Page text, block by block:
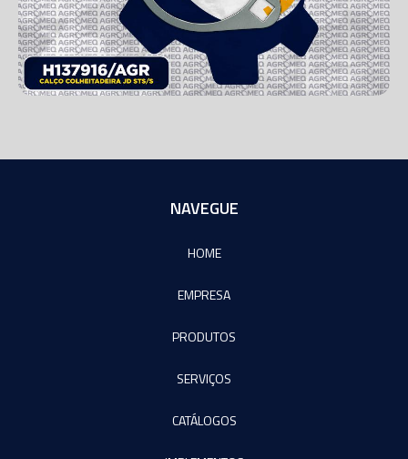
NAVEGUE
HOME
EMPRESA
PRODUTOS
SERVIÇOS
CATÁLOGOS